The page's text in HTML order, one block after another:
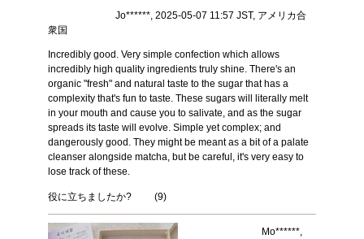
Jo******, 2025-05-07 11:57 JST, アメリカ合
衆国
Incredibly good. Very simple confection which allows
incredibly high quality ingredients truly shine. There's an
organic "fresh" and natural taste to the sugar that has a
complexity that's fun to taste. These sugars will literally melt
in your mouth and cause you to salivate, and as the sugar
spreads its taste will evolve. Simple yet complex; and
dangerously good. They might be meant as a bit of a palate
cleanser alongside matcha, but be careful, it's very easy to
lose track of these.
役に立ちましたか? (9)
Mo******,